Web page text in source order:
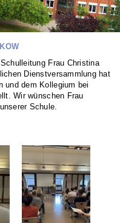
Frau Christina
Dienstversammlung hat
und dem Kollegium bei
Wir wünschen Frau
Schule.